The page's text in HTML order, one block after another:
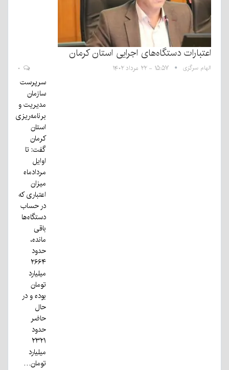
اعتبارات دستگاه‌های اجرایی استان کرمان
الهام سرگزی ۱۵:۵۷ - ۲۲ مرداد ۱۴۰۲
سرپرست
سازمان
مدیریت و
برنامه‌ریزی
استان
کرمان
گفت: تا
اوایل
مردادماه
میزان
اعتباری که
در حساب
دستگاه‌ها
باقی
مانده،
حدود
۲۶۶۴
میلیارد
تومان
بوده و در
حال
حاضر
حدود
۲۳۲۱
میلیارد
تومان…